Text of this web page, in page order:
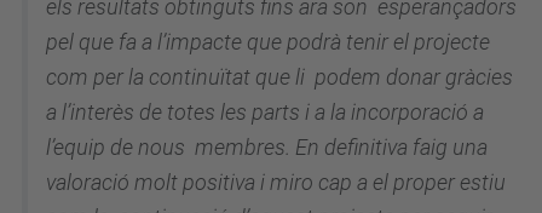
els resultats obtinguts fins ara son esperançadors
pel que fa a l’impacte que podrà tenir el projecte
com per la continuïtat que li podem donar gràcies
a l’interès de totes les parts i a la incorporació a
l’equip de nous membres. En definitiva faig una
valoració molt positiva i miro cap a el proper estiu